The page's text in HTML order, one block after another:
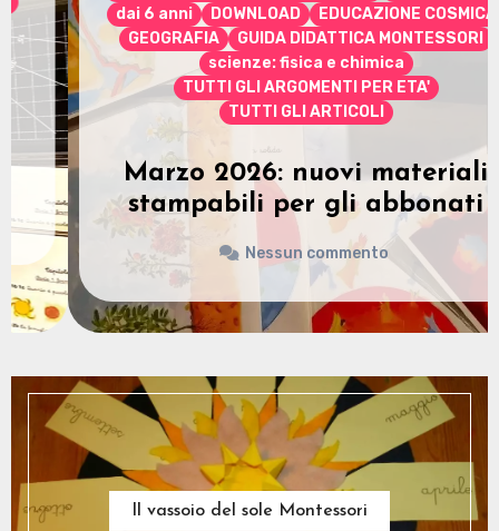
dai 6 anni
DOWNLOAD
EDUCAZIONE COSMICA
GEOGRAFIA
GUIDA DIDATTICA MONTESSORI
scienze: fisica e chimica
TUTTI GLI ARGOMENTI PER ETA'
TUTTI GLI ARTICOLI
Marzo 2026: nuovi materiali
stampabili per gli abbonati
Nessun commento
Il vassoio del sole Montessori